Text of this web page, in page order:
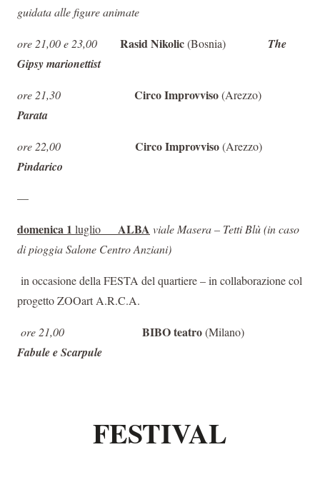
guidata alle figure animate
ore 21,00 e 23,00 Rasid Nikolic(Bosnia) The
Gipsy marionettist
ore 21,30 Circo Improvviso(Arezzo)
Parata
ore 22,00 Circo Improvviso(Arezzo)
Pindarico
—
domenica 1 luglio ALBA viale Masera – Tetti Blù (in caso
di pioggia Salone Centro Anziani)
in occasione della FESTA del quartiere – in collaborazione col
progetto ZOOart A.R.C.A.
ore 21,00 BIBO teatro(Milano)
Fabule e Scarpule
FESTIVAL